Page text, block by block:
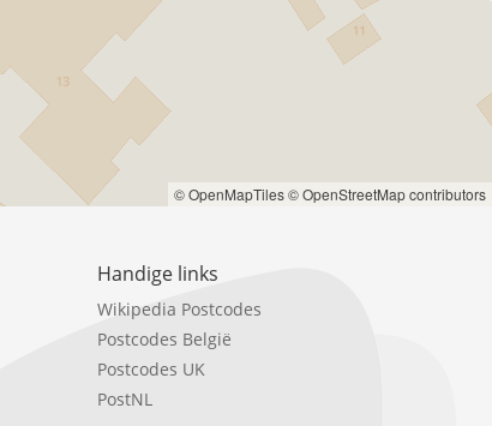
© OpenMapTiles© OpenStreetMap contributors
Handige links
Wikipedia Postcodes
Postcodes België
Postcodes UK
PostNL